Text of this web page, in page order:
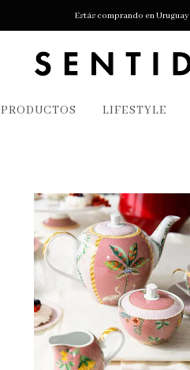
Estás comprando en Uruguay
PRODUCTOS LIFESTYLE